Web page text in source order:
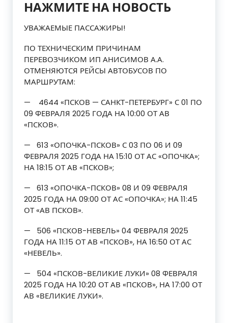
НАЖМИТЕ НА НОВОСТЬ
УВАЖАЕМЫЕ ПАССАЖИРЫ!
ПО ТЕХНИЧЕСКИМ ПРИЧИНАМ
ПЕРЕВОЗЧИКОМ ИП АНИСИМОВ А.А.
ОТМЕНЯЮТСЯ РЕЙСЫ АВТОБУСОВ ПО
МАРШРУТАМ:
— 4644 «ПСКОВ — САНКТ-ПЕТЕРБУРГ» С 01 ПО
09 ФЕВРАЛЯ 2025 ГОДА НА 10:00 ОТ АВ
«ПСКОВ».
— 613 «ОПОЧКА-ПСКОВ» С 03 ПО 06 И 09
ФЕВРАЛЯ 2025 ГОДА НА 15:10 ОТ АС «ОПОЧКА»;
НА 18:15 ОТ АВ «ПСКОВ»;
— 613 «ОПОЧКА-ПСКОВ» 08 И 09 ФЕВРАЛЯ
2025 ГОДА НА 09:00 ОТ АС «ОПОЧКА»; НА 11:45
ОТ «АВ ПСКОВ».
— 506 «ПСКОВ-НЕВЕЛЬ» 04 ФЕВРАЛЯ 2025
ГОДА НА 11:15 ОТ АВ «ПСКОВ», НА 16:50 ОТ АС
«НЕВЕЛЬ».
— 504 «ПСКОВ-ВЕЛИКИЕ ЛУКИ» 08 ФЕВРАЛЯ
2025 ГОДА НА 10:20 ОТ АВ «ПСКОВ», НА 17:00 ОТ
АВ «ВЕЛИКИЕ ЛУКИ».